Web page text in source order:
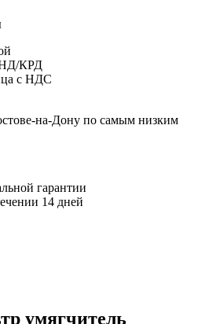
КРД
с НДС
гарантии
14 дней
умягчитель